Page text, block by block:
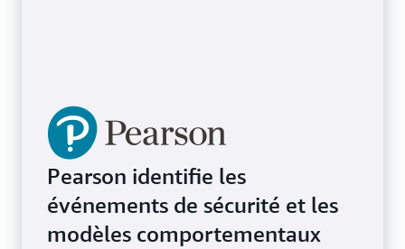
Pearson identifie les
événements de sécurité et les
modèles comportementaux